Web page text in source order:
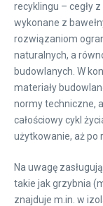
recyklingu – cegły
wykonane z
rozwiązaniom
naturalnych, a
budowlanych. W
materiały
normy techniczne,
całościowy cykl
użytkowanie, aż po
Na uwagę
takie jak grzybnia
znajduje m.in. w